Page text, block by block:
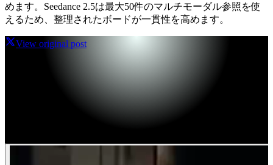
めます。Seedance 2.5は最大50件のマルチモーダル参照を使
えるため、整理されたボードが一貫性を高めます。
View original post